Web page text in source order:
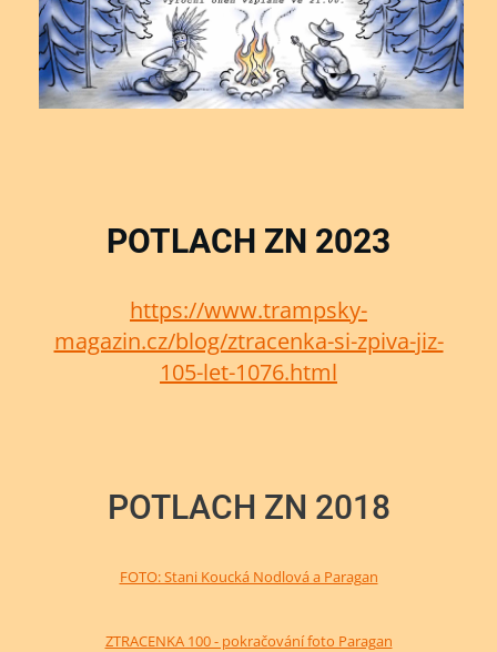
POTLACH ZN 2023
https://www.trampsky-
magazin.cz/blog/ztracenka-si-zpiva-jiz-
105-let-1076.html
POTLACH ZN 2018
FOTO: Stani Koucká Nodlová a Paragan
ZTRACENKA 100 - pokračování foto Paragan